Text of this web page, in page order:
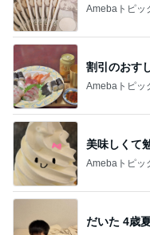
Amebaトピッ
割引のおす
Amebaトピッ
美味しくて
Amebaトピッ
だいた 4歳